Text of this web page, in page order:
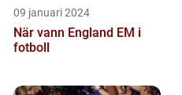
09 januari 2024
När vann England EM i
fotboll